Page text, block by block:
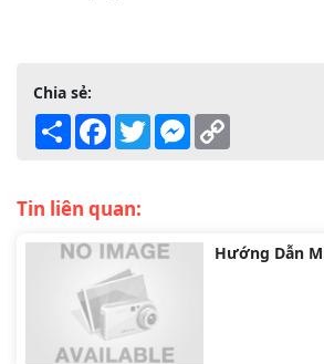
Chia sẻ:
Share Facebook
TwitterMessenger
Tin liên quan:
Hướng Dẫn